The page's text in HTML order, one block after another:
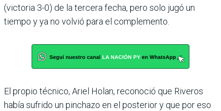
(victoria 3-0) de la tercera fecha, pero solo jugó un
tiempo y ya no volvió para el complemento.
El propio técnico, Ariel Holan, reconoció que Riveros
había sufrido un pinchazo en el posterior y que por eso